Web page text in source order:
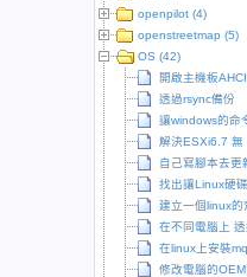
openpilot (4)
openstreetmap (5)
OS (42)
開啟主機板
透過rsync備份
讓windows的命
解決ESXi6.7 無
自己寫腳本去更
找出讓Linux硬
建立一個linux的
在不同電腦上
在linux上安裝
修改電腦的